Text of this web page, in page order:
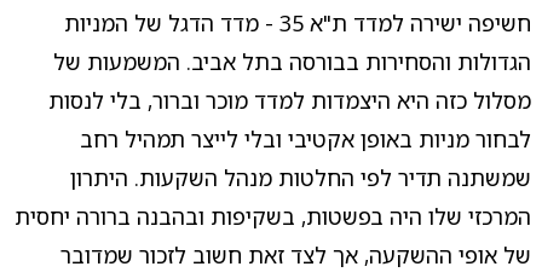
חשיפה ישירה למדד ת"א 35 - מדד הדגל של המניות
הגדולות והסחירות בבורסה בתל אביב. המשמעות של
מסלול כזה היא היצמדות למדד מוכר וברור, בלי לנסות
לבחור מניות באופן אקטיבי ובלי לייצר תמהיל רחב
שמשתנה תדיר לפי החלטות מנהל השקעות. היתרון
המרכזי שלו היה בפשטות, בשקיפות ובהבנה ברורה יחסית
של אופי ההשקעה, אך לצד זאת חשוב לזכור שמדובר